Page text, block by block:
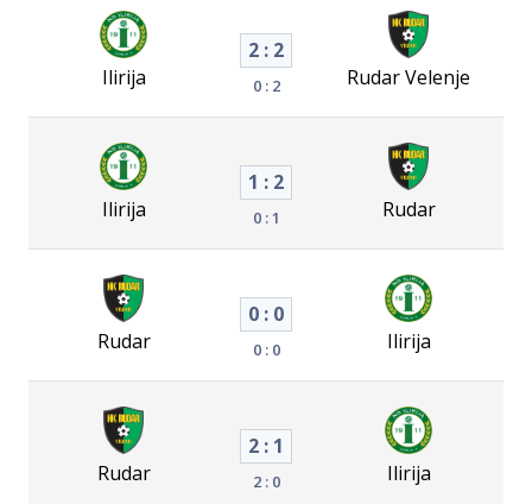
Ilirija
2 : 2
0 : 2 Rudar Velenje
Ilirija
1 : 2
0 : 1 Rudar
Rudar
0 : 0
0 : 0 Ilirija
Rudar
2 : 1
2 : 0 Ilirija